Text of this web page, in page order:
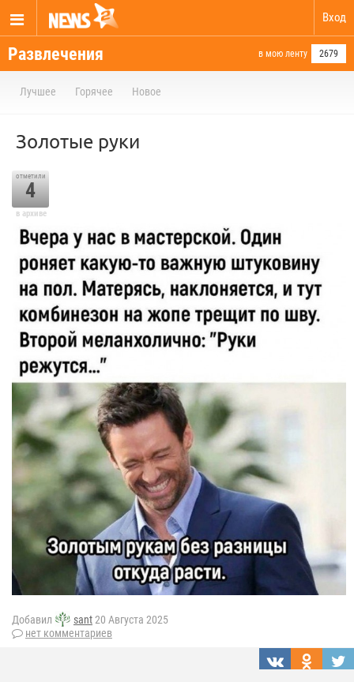
Вход
Развлечения в мою ленту 2679
Лучшее Горячее Новое
Золотые руки
отметили
4
в архиве
Добавил sant20 Августа 2025
нет комментариев